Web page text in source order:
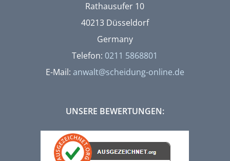
Rathausufer 10
40213 Düsseldorf
Germany
Telefon: 0211 5868801
E-Mail: anwalt@scheidung-online.de
UNSERE BEWERTUNGEN: